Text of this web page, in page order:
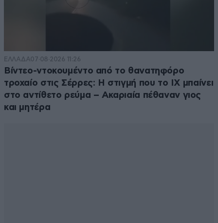
ΕΛΛΑΔΑ07·08·2026 11:26
Βίντεο-ντοκουμέντο από το θανατηφόρο
τροχαίο στις Σέρρες: Η στιγμή που το ΙΧ μπαίνει
στο αντίθετο ρεύμα – Ακαριαία πέθαναν γιος
και μητέρα